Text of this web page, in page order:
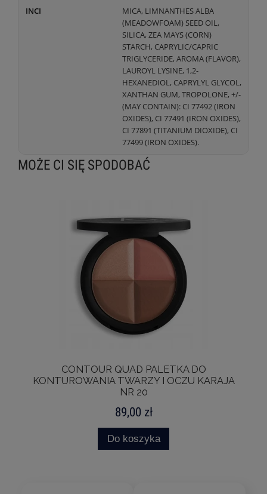
INCI
MICA, LIMNANTHES ALBA
(MEADOWFOAM) SEED OIL,
SILICA, ZEA MAYS (CORN)
STARCH, CAPRYLIC/CAPRIC
TRIGLYCERIDE, AROMA (FLAVOR),
LAUROYL LYSINE, 1,2-
HEXANEDIOL, CAPRYLYL GLYCOL,
XANTHAN GUM, TROPOLONE, +/-
(MAY CONTAIN): CI 77492 (IRON
OXIDES), CI 77491 (IRON OXIDES),
CI 77891 (TITANIUM DIOXIDE), CI
77499 (IRON OXIDES).
MOŻE CI SIĘ SPODOBAĆ
CONTOUR QUAD PALETKA DO
KONTUROWANIA TWARZY I OCZU KARAJA
NR 20
89,00 zł
Do koszyka